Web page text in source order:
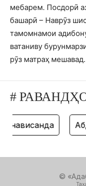
мебарем. Посдорӣ
башарӣ – Наврӯз
тамомнамои
ватаниву
рӯз матраҳ мешавад.
#
©